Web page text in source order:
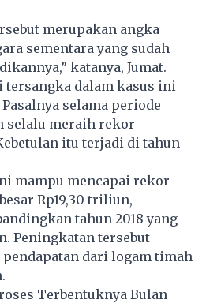
merupakan angka
sementara yang sudah
katanya, Jumat.
tersangka dalam kasus ini
selama periode
selalu meraih rekor
itu terjadi di tahun
mampu mencapai rekor
Rp19,30 triliun,
tahun 2018 yang
Peningkatan tersebut
dari logam timah
Terbentuknya Bulan